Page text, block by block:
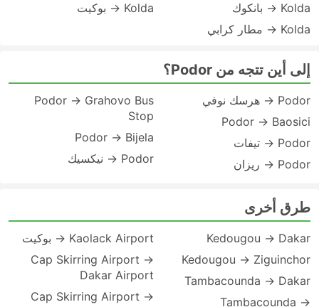
Kolda → بانكوك
Kolda → مطار كرابي
Kolda → بوكيت
إلى أين تتجه من Podor؟
Podor → هرسك نوفي
Podor → Baosici
Podor → تيفات
Podor → ريزان
Podor → Grahovo Bus
Stop
Podor → Bijela
Podor → نيكسيك
طرق أخرى
Kedougou → Dakar
Kedougou → Ziguinchor
Tambacounda → Dakar
Tambacounda →
Kaolack Airport → بوكيت
Cap Skirring Airport →
Dakar Airport
Cap Skirring Airport →